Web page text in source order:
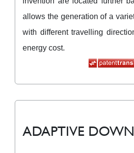
allows the generation of a
with different travelling
energy cost.
ADAPTIVE